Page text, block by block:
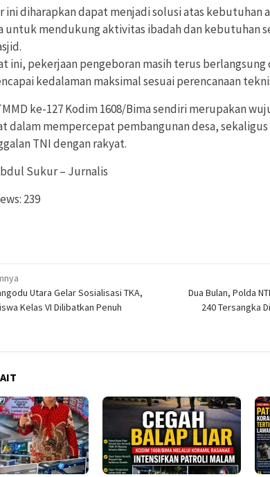
ini diharapkan dapat menjadi solusi atas kebutuhan
untuk mendukung aktivitas ibadah dan kebutuhan
ini, pekerjaan pengeboran masih terus
kedalaman maksimal sesuai perencanaan
ke-127 Kodim 1608/Bima sendiri merupakan
dalam mempercepat pembangunan desa,
TNI dengan rakyat.
Sukur – Jurnalis
239
Utara Gelar Sosialisasi TKA,
Kelas VI Dilibatkan Penuh
Dua Bulan, Polda
240 Tersangka